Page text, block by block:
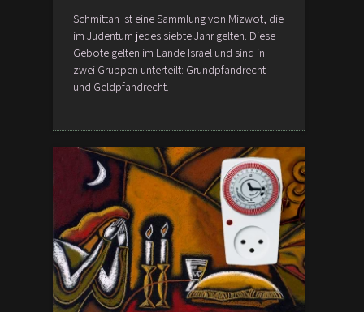
Schmittah Ist eine Sammlung von Mizwot, die
im Judentum jedes siebte Jahr gelten. Diese
Gebote gelten im Lande Israel und sind in
zwei Gruppen unterteilt: Grundpfandrecht
und Geldpfandrecht.